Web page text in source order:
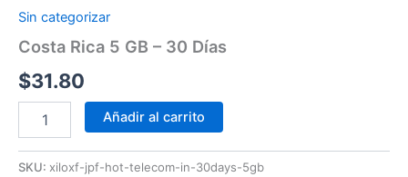
Sin categorizar
Costa Rica 5 GB – 30 Días
$31.80
Añadir al carrito
SKU: xiloxf-jpf-hot-telecom-in-30days-5gb